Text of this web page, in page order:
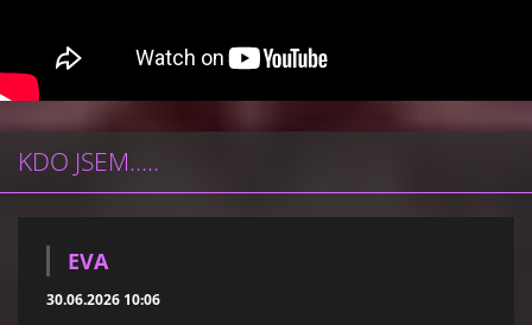
KDO JSEM.....
EVA
30.06.2026 10:06